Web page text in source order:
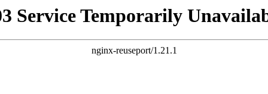
Service Temporarily
nginx-reuseport/1.21.1